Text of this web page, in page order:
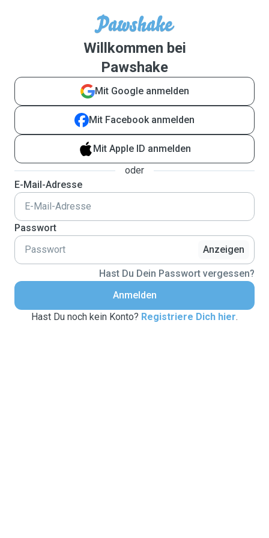
Willkommen bei
Pawshake
Mit Google anmelden
Mit Facebook anmelden
Mit Apple ID anmelden
oder
E-Mail-Adresse
Passwort
Anzeigen
Hast Du Dein Passwort vergessen?
Anmelden
Hast Du noch kein Konto? Registriere Dich hier.